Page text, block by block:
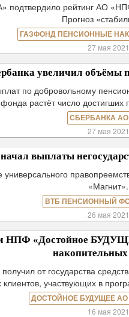
подтвердило рейтинг АО
Прогноз
ГАЗФОНД ПЕНСИОННЫЕ
27 мая 2021
увеличил объёмы
по добровольному
фонда растёт число достигших
СБЕРБАНКА
27 мая 2021
выплаты
«Магнит».
ВТБ ПЕНСИОННЫЙ
26 мая 2021
НПФ «Достойное
от государства
клиентов, участвующих в
ДОСТОЙНОЕ БУДУЩЕЕ
16 мая 2021